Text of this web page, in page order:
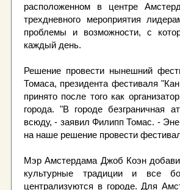
расположенном в центре
трехдневного мероприятия
проблемы и возможности, с
каждый день.
Решение провести нынешний
Томаса, президента фестиваля
принято после того как
города. "В городе безграничная
всюду, - заявил Филипп Томас. -
на наше решение провести
Мэр Амстердама Джоб Коэн
культурные традиции и все
централизуются в городе. Для